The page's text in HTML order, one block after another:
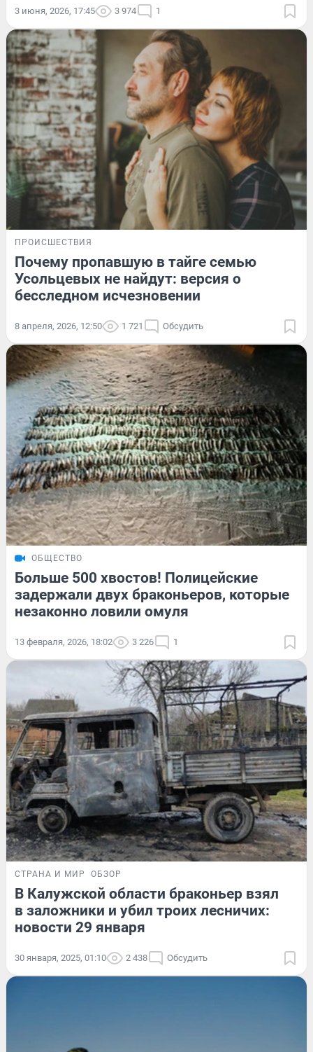
3 июня, 2026, 17:45 3 974 1
ПРОИСШЕСТВИЯ
Почему пропавшую в тайге семью
Усольцевых не найдут: версия о
бесследном исчезновении
8 апреля, 2026, 12:50 1 721 Обсудить
ОБЩЕСТВО
Больше 500 хвостов! Полицейские
задержали двух браконьеров, которые
незаконно ловили омуля
13 февраля, 2026, 18:02 3 226 1
СТРАНА И МИР ОБЗОР
В Калужской области браконьер взял
в заложники и убил троих лесничих:
новости 29 января
30 января, 2025, 01:10 2 438 Обсудить